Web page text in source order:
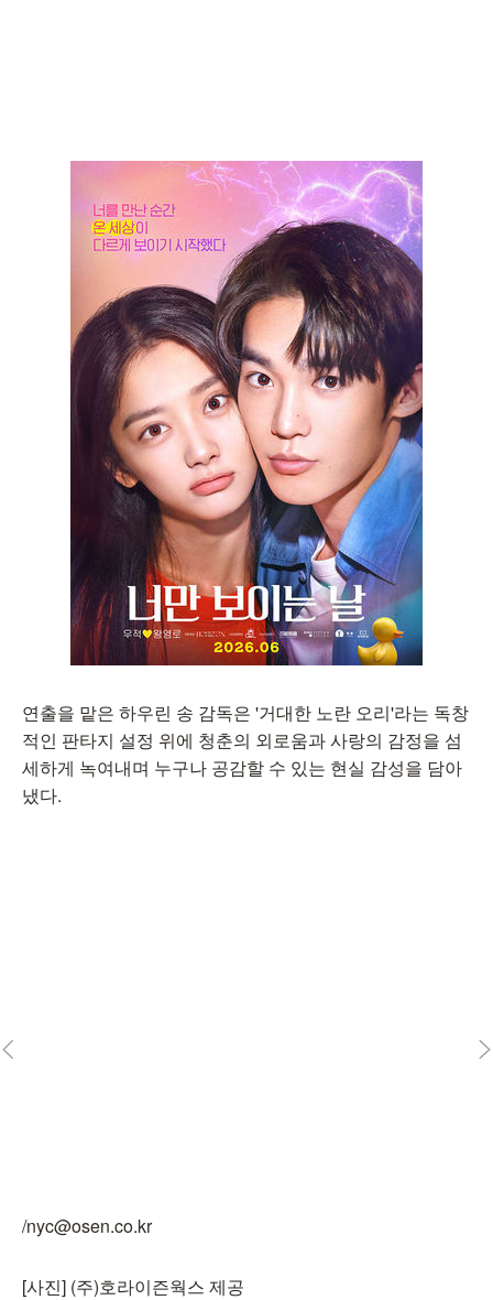
연출을 맡은 하우린 송 감독은 '거대한 노란 오리'라는 독창
적인 판타지 설정 위에 청춘의 외로움과 사랑의 감정을 섬
세하게 녹여내며 누구나 공감할 수 있는 현실 감성을 담아
냈다.
/nyc@osen.co.kr
[사진] (주)호라이즌웍스 제공